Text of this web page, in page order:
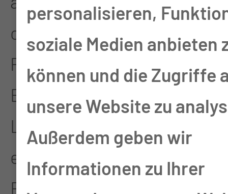
operative Eingriffe bei
Patienten mit
Bauchfellkrebs oder
Lebermetastasen, die
eine multiviszerale
Resektion und
personalisieren,
soziale Medien anbieten
können und die Zugriffe
unsere Website zu
Außerdem geben wir
Informationen zu Ihrer